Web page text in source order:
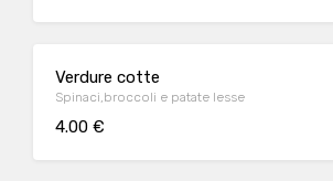
Verdure cotte
Spinaci,broccoli e patate lesse
4.00 €